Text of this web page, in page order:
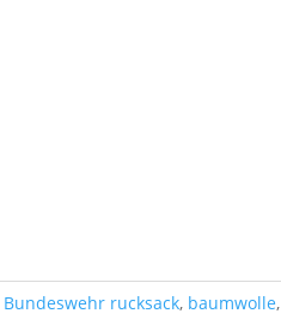
Bundeswehr rucksack, baumwolle,